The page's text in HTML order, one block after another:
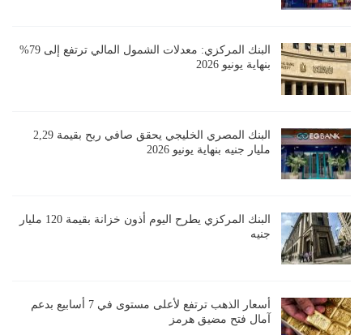
البنك المركزي: معدلات الشمول المالي ترتفع إلى 79%
بنهاية يونيو 2026
البنك المصري الخليجي يحقق صافي ربح بقيمة 2,29
مليار جنيه بنهاية يونيو 2026
البنك المركزي يطرح اليوم أذون خزانة بقيمة 120 مليار
جنيه
أسعار الذهب ترتفع لأعلى مستوى في 7 أسابيع بدعم
آمال فتح مضيق هرمز